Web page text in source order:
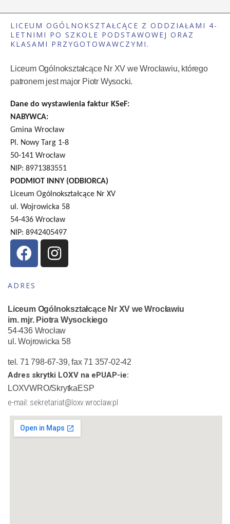
LICEUM OGÓLNOKSZTAŁCĄCE Z ODDZIAŁAMI 4-
LETNIMI PO SZKOLE PODSTAWOWEJ ORAZ
KLASAMI PRZYGOTOWAWCZYMI.
Liceum Ogólnokształcące Nr XV we Wrocławiu, którego
patronem jest major Piotr Wysocki.
Dane do wystawienia faktur KSeF:
NABYWCA:
Gmina Wrocław
Pl. Nowy Targ 1-8
50-141 Wrocław
NIP: 8971383551
PODMIOT INNY (ODBIORCA)
Liceum Ogólnokształcące Nr XV
ul. Wojrowicka 58
54-436 Wrocław
NIP: 8942405497
ADRES
Liceum Ogólnokształcące Nr XV we Wrocławiu
im. mjr. Piotra Wysockiego
54-436 Wrocław
ul. Wojrowicka 58
tel. 71 798-67-39, fax 71 357-02-42
Adres skrytki LOXV na ePUAP-ie:
LOXVWRO/SkrytkaESP
e-mail: sekretariat@loxv.wroclaw.pl